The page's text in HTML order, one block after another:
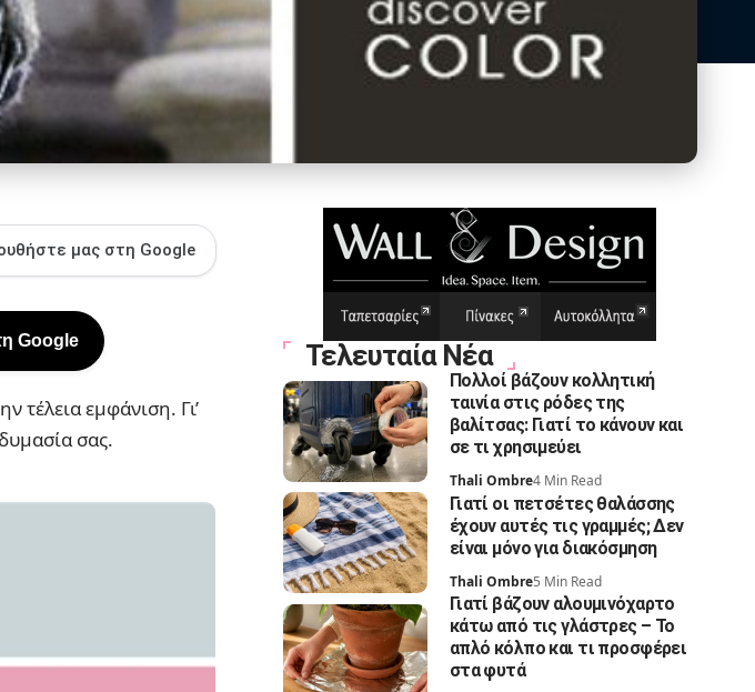
μας στη Google
Google
τέλεια εμφάνιση. Γι’
σας.
Τελευταία Νέα
Πολλοί βάζουν κολλητική
ταινία στις ρόδες της
βαλίτσας: Γιατί το κάνουν και
σε τι χρησιμεύει
Thali Ombre4 Min Read
Γιατί οι πετσέτες θαλάσσης
έχουν αυτές τις γραμμές; Δεν
είναι μόνο για διακόσμηση
Thali Ombre5 Min Read
Γιατί βάζουν αλουμινόχαρτο
κάτω από τις γλάστρες – Το
απλό κόλπο και τι προσφέρει
στα φυτά